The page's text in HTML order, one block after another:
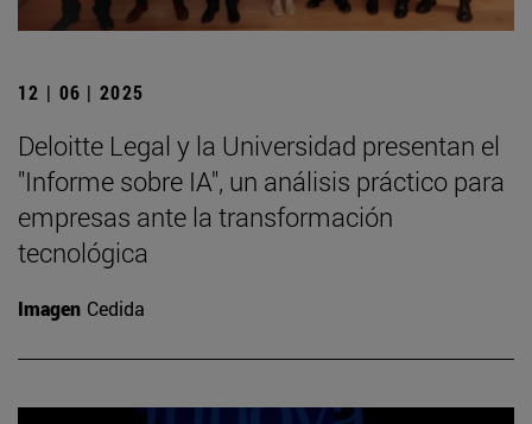
12 | 06 | 2025
Deloitte Legal y la Universidad presentan el
"Informe sobre IA", un análisis práctico para
empresas ante la transformación
tecnológica
Imagen Cedida